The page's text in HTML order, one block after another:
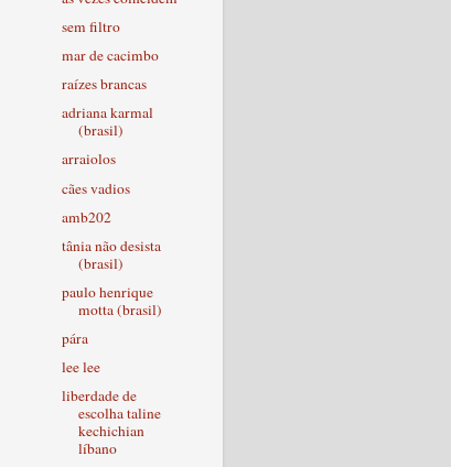
sem filtro
mar de cacimbo
raízes brancas
adriana karmal
(brasil)
arraiolos
cães vadios
amb202
tânia não desista
(brasil)
paulo henrique
motta (brasil)
pára
lee lee
liberdade de
escolha taline
kechichian
líbano